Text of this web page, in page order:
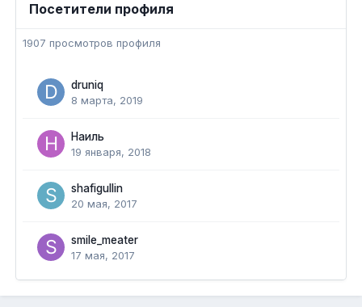
Посетители профиля
1907 просмотров профиля
druniq
8 марта, 2019
Наиль
19 января, 2018
shafigullin
20 мая, 2017
smile_meater
17 мая, 2017